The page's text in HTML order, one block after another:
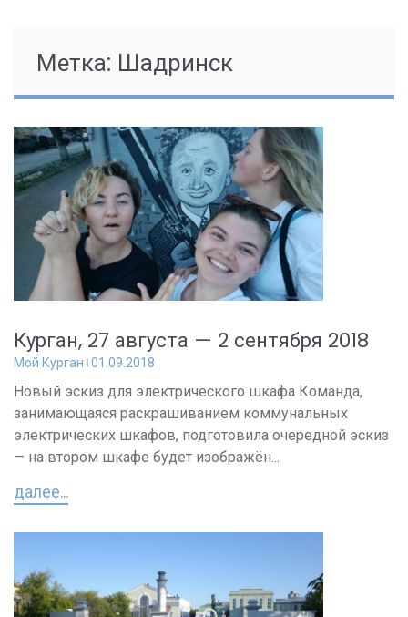
Метка: Шадринск
Курган, 27 августа — 2 сентября 2018
Мой Курган 01.09.2018
Новый эскиз для электрического шкафа Команда,
занимающаяся раскрашиванием коммунальных
электрических шкафов, подготовила очередной эскиз
— на втором шкафе будет изображён...
далее...